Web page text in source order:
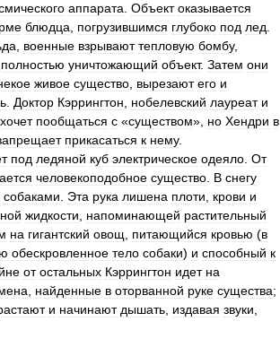
аппарата Объект оказывается
блюдца погрузившимся глубоко под лед
военные взрывают тепловую бомбу,
полностью уничтожающий объект. Затем они
живое существо вырезают его и
Доктор Кэррингтон нобелевский лауреат и
хочет пообщаться с «существом», но Хендри в
прикасаться к нему.
под ледяной куб электрическое одеяло От
человекоподобное существо В снегу
собаками Эта рука лишена плоти крови и
жидкости напоминающей растительный
на гигантский овощ питающийся кровью (в
обескровленное тело собаки) и способный к
от остальных Кэррингтон идет на
найденные в оторванной руке существа;
и начинают дышать издавая звуки